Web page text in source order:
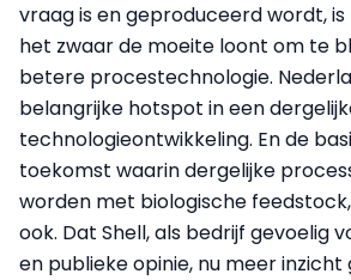
vraag is en geproduceerd wordt,
het zwaar de moeite loont om te
betere procestechnologie.
belangrijke hotspot in een
technologieontwikkeling. En de
toekomst waarin dergelijke
worden met biologische
ook. Dat Shell, als bedrijf gevoelig
en publieke opinie, nu meer inzicht